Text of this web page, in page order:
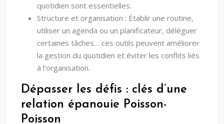
quotidien sont essentielles.
Structure et organisation : Établir une routine,
utiliser un agenda ou un planificateur, déléguer
certaines tâches… ces outils peuvent améliorer
la gestion du quotidien et éviter les conflits liés
à l’organisation.
Dépasser les défis : clés d’une
relation épanouie Poisson-
Poisson